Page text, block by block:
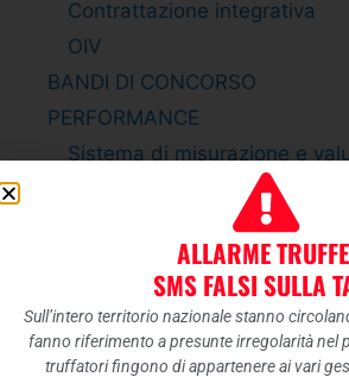
Contrattazione integrativa
OIV
BANDI DI CONCORSO
PERFORMANCE
Sistema di misurazione e
Piano della Performance
Relazione sulla Performance
Ammontare complessivo dei
Dati relativi ai premi
ENTI CONTROLLATI
ALLARME
SMS FALSI SULLA
Sull’intero territorio nazionale stanno
fanno riferimento a presunte irregolarità nel
truffatori fingono di appartenere ai vari